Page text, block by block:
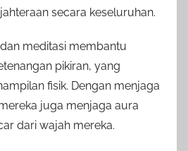
secara keseluruhan.
meditasi membantu
pikiran, yang
fisik. Dengan menjaga
juga menjaga aura
dari wajah mereka.